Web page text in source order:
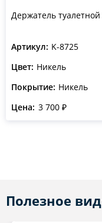
Держатель
Артикул: K-8725
Цвет: Никель
Покрытие: Никель
Цена: 3 700 ₽
Полезное